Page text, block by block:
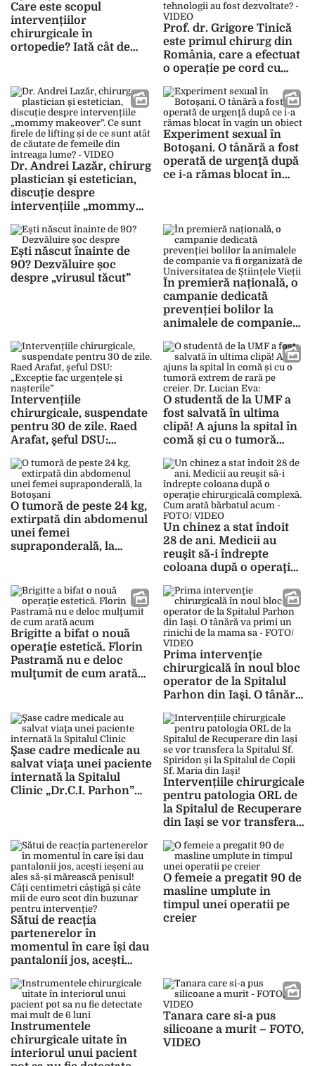
Care este scopul
intervențiilor
chirurgicale în
ortopedie? Iată cât de
pacientului – VIDEO
Prof. dr. Grigore Tinică
este primul chirurg din
România, care a efectuat
o operație pe cord cu
decurs intervenția și ce
alte tehnologii au fost
dezvoltate? – VIDEO
Dr. Andrei Lazăr, chirurg
plastician şi estetician,
discuție despre
intervențiile „mommy
de lifting și de ce sunt
atât de căutate de femeile
din întreaga lume? –
VIDEO
Experiment sexual în
Botoşani. O tânără a fost
operată de urgenţă după
ce i-a rămas blocat în
Ești născut înainte de
90? Dezvăluire șoc
despre „virusul tăcut”
În premieră națională, o
campanie dedicată
prevenției bolilor la
animalele de companie
Universitatea de Științele
Vieții „Ion Ionescu de la
Brad” din Iași
Intervențiile
chirurgicale, suspendate
pentru 30 de zile. Raed
Arafat, şeful DSU:
nașterile”
O studentă de la UMF a
fost salvată în ultima
clipă! A ajuns la spital în
comă și cu o tumoră
Dr. Lucian Eva: „Era
paralizată de la gât în jos,
mâini și picioare și avea
o stare de mutism” –
FOTO
O tumoră de peste 24 kg,
extirpată din abdomenul
unei femei
supraponderală, la
Un chinez a stat îndoit
28 de ani. Medicii au
reuşit să-i îndrepte
coloana după o operaţie
Cum arată bărbatul acum
– FOTO/ VIDEO
Brigitte a bifat o nouă
operaţie estetică. Florin
Pastramă nu e deloc
mulţumit de cum arată
Prima intervenţie
chirurgicală în noul bloc
operator de la Spitalul
Parhon din Iaşi. O tânără
mama sa – FOTO/ VIDEO
Şase cadre medicale au
salvat viaţa unei paciente
internată la Spitalul
Clinic „Dr.C.I. Parhon”
Intervențiile chirurgicale
pentru patologia ORL de
la Spitalul de Recuperare
din Iași se vor transfera
la Spitalul de Copii Sf.
Maria din Iași!
Sătui de reacția
partenerelor în
momentul în care își dau
pantalonii jos, acești
mărească penisul! Câți
centimetri câștigă și câte
mii de euro scot din
buzunar pentru
intervenție?
O femeie a pregatit 90 de
masline umplute in
timpul unei operatii pe
creier
Instrumentele
chirurgicale uitate în
interiorul unui pacient
Tanara care si-a pus
silicoane a murit – FOTO,
VIDEO